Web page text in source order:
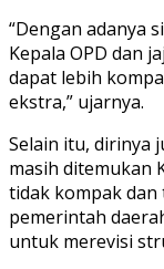
“Dengan adanya
Kepala OPD dan
dapat lebih
ekstra,” ujarnya.
Selain itu, dirinya
masih ditemukan
tidak kompak dan
pemerintah
untuk merevisi